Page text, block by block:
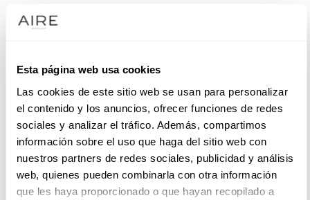
Esta página web usa cookies
Las cookies de este sitio web se usan para personalizar
el contenido y los anuncios, ofrecer funciones de redes
sociales y analizar el tráfico. Además, compartimos
información sobre el uso que haga del sitio web con
nuestros partners de redes sociales, publicidad y análisis
web, quienes pueden combinarla con otra información
que les haya proporcionado o que hayan recopilado a